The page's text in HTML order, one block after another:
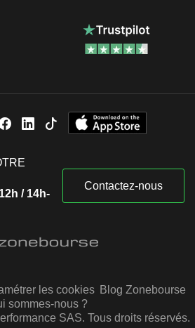
/ 14h-
Contactez-nous
les cookies Blog Zonebourse
sommes-nous ?
SAS. Tous droits réservés.